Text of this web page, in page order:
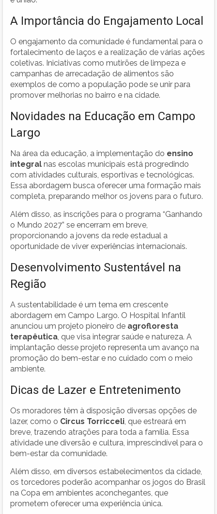
A Importância do Engajamento Local
O engajamento da comunidade é fundamental para o
fortalecimento de laços e a realização de várias ações
coletivas. Iniciativas como mutirões de limpeza e
campanhas de arrecadação de alimentos são
exemplos de como a população pode se unir para
promover melhorias no bairro e na cidade.
Novidades na Educação em Campo
Largo
Na área da educação, a implementação do ensino
integral nas escolas municipais está progredindo
com atividades culturais, esportivas e tecnológicas.
Essa abordagem busca oferecer uma formação mais
completa, preparando melhor os jovens para o futuro.
Além disso, as inscrições para o programa “Ganhando
o Mundo 2027” se encerram em breve,
proporcionando a jovens da rede estadual a
oportunidade de viver experiências internacionais.
Desenvolvimento Sustentável na
Região
A sustentabilidade é um tema em crescente
abordagem em Campo Largo. O Hospital Infantil
anunciou um projeto pioneiro de agrofloresta
terapêutica , que visa integrar saúde e natureza. A
implantação desse projeto representa um avanço na
promoção do bem-estar e no cuidado com o meio
ambiente.
Dicas de Lazer e Entretenimento
Os moradores têm à disposição diversas opções de
lazer, como o Circus Torricceli , que estreará em
breve, trazendo atrações para toda a família. Essa
atividade une diversão e cultura, imprescindível para o
bem-estar da comunidade.
Além disso, em diversos estabelecimentos da cidade,
os torcedores poderão acompanhar os jogos do Brasil
na Copa em ambientes aconchegantes, que
prometem oferecer uma experiência única.